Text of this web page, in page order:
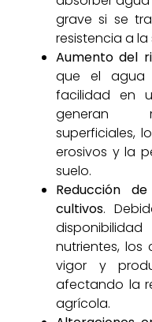
grave si se
resistencia a
Aumento del
que el agua
facilidad en
generan
superficiales,
erosivos y la
suelo.
Reducción
cultivos.
nutrientes, los
vigor y
afectando la
agrícola.